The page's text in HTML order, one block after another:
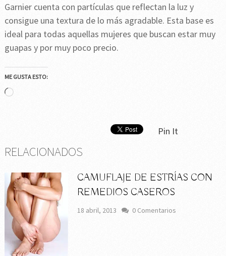
Garnier cuenta con partículas que reflectan la luz y
consigue una textura de lo más agradable. Esta base es
ideal para todas aquellas mujeres que buscan estar muy
guapas y por muy poco precio.
ME GUSTA ESTO:
Cargando...
Pin It
RELACIONADOS
CAMUFLAJE DE ESTRÍAS CON
REMEDIOS CASEROS
18 abril, 2013 0 Comentarios